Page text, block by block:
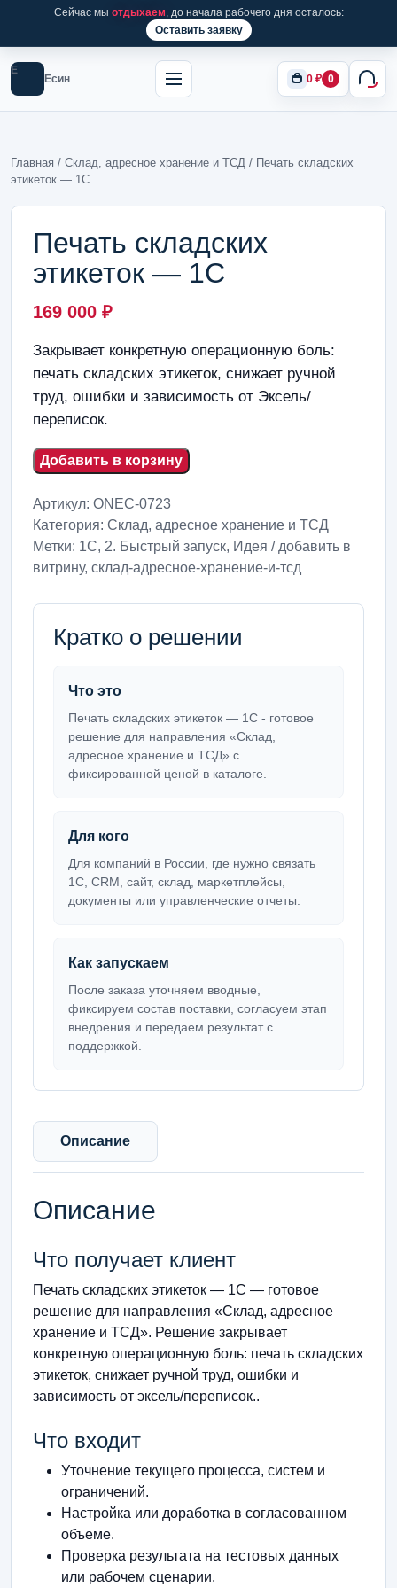
Сейчас мы отдыхаем, до начала рабочего дня осталось:
Оставить заявку
Е
Есин 0 ₽ 0
Главная / Склад, адресное хранение и ТСД / Печать складских
этикеток — 1С
Печать складских
этикеток — 1С
169 000 ₽
Закрывает конкретную операционную боль:
печать складских этикеток, снижает ручной
труд, ошибки и зависимость от Эксель/
переписок.
Добавить в корзину
Артикул: ONEC-0723
Категория: Склад, адресное хранение и ТСД
Метки: 1С, 2. Быстрый запуск, Идея / добавить в
витрину, склад-адресное-хранение-и-тсд
Кратко о решении
Что это
Печать складских этикеток — 1С - готовое
решение для направления «Склад,
адресное хранение и ТСД» с
фиксированной ценой в каталоге.
Для кого
Для компаний в России, где нужно связать
1С, CRM, сайт, склад, маркетплейсы,
документы или управленческие отчеты.
Как запускаем
После заказа уточняем вводные,
фиксируем состав поставки, согласуем этап
внедрения и передаем результат с
поддержкой.
Описание
Описание
Что получает клиент
Печать складских этикеток — 1С — готовое
решение для направления «Склад, адресное
хранение и ТСД». Решение закрывает
конкретную операционную боль: печать складских
этикеток, снижает ручной труд, ошибки и
зависимость от эксель/переписок..
Что входит
Уточнение текущего процесса, систем и
ограничений.
Настройка или доработка в согласованном
объеме.
Проверка результата на тестовых данных
или рабочем сценарии.